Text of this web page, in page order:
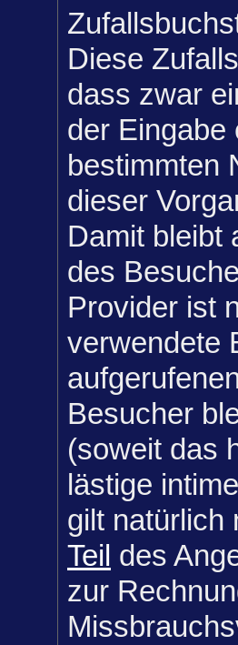
Diese
dass zwar
der Eingabe
bestimmten
dieser
Damit bleibt
des
Provider ist
verwendete
Besucher
(soweit das
lästige
gilt natürlich
Teil des
zur